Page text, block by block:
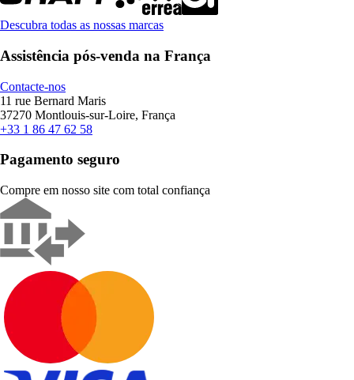
Descubra todas as nossas marcas
Assistência pós-venda na França
Contacte-nos
11 rue Bernard Maris
37270 Montlouis-sur-Loire, França
+33 1 86 47 62 58
Pagamento seguro
Compre em nosso site com total confiança